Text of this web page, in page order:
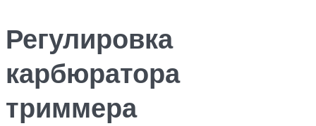
Регулировка
карбюратора
триммера